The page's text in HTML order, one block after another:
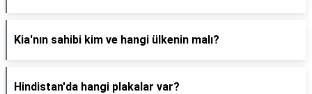
Kia'nın sahibi kim ve hangi ülkenin malı?
Hindistan'da hangi plakalar var?